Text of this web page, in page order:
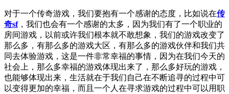
对于一个传奇游戏，我们要抱有一个感谢的态度，比如说在传
奇sf，我们也会有一个感谢的太多，因为我们有了一个职业的
房间游戏，以前或许我们根本就不敢想象，我们的游戏改变了
那么多，有那么多的游戏大区，有那么多的游戏伙伴和我们共
同去体验游戏，这是一件非常幸福的事情，因为在我们今天的
社会上，那么多幸福的游戏体现出来了，那么多好玩的游戏，
也能够体现出来，生活就在于我们自己在不断追寻的过程中可
以变得更加的幸福，而且一个人在寻求游戏的过程中可以用职